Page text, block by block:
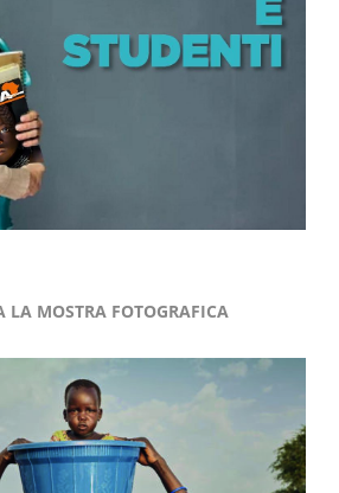
LA MOSTRA FOTOGRAFICA